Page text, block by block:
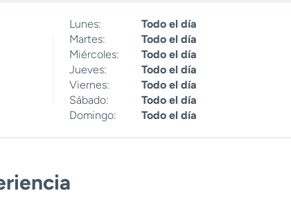
Lunes:
Todo el día
Martes:
Todo el día
Miércoles:
Todo el día
Jueves:
Todo el día
Viernes:
Todo el día
Sábado:
Todo el día
Domingo:
Todo el día